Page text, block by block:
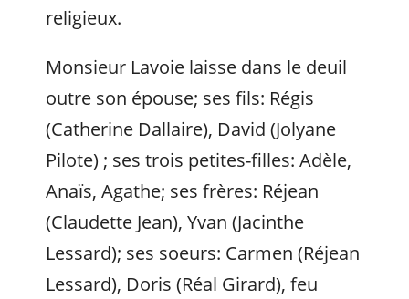
religieux.
Monsieur Lavoie laisse dans le deuil
outre son épouse; ses fils: Régis
(Catherine Dallaire), David (Jolyane
Pilote) ; ses trois petites-filles: Adèle,
Anaïs, Agathe; ses frères: Réjean
(Claudette Jean), Yvan (Jacinthe
Lessard); ses soeurs: Carmen (Réjean
Lessard), Doris (Réal Girard), feu